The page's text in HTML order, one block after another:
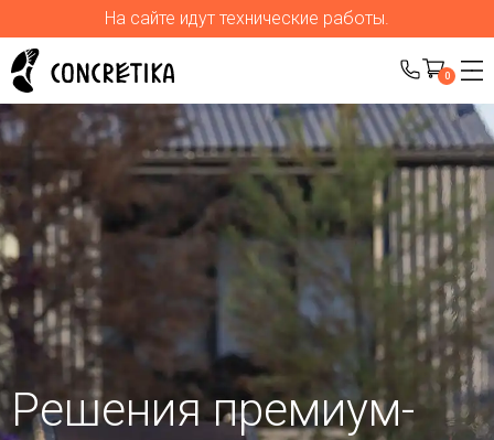
На сайте идут технические работы.
0
Решения премиум-